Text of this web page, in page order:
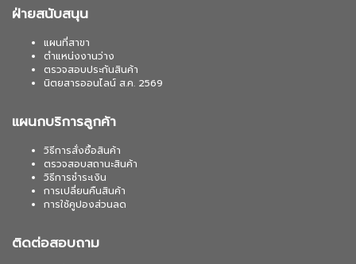
ฝ่ายสนับสนุน
แผนที่สาขา
ตำแหน่งงานว่าง
ตรวจสอบประกันสินค้า
นิตยสารออนไลน์ ส.ค. 2569
แผนกบริการลูกค้า
วิธีการสั่งซื้อสินค้า
ตรวจสอบสถานะสินค้า
วิธีการชำระเงิน
การเปลี่ยนคืนสินค้า
การใช้คูปองส่วนลด
ติดต่อสอบถาม